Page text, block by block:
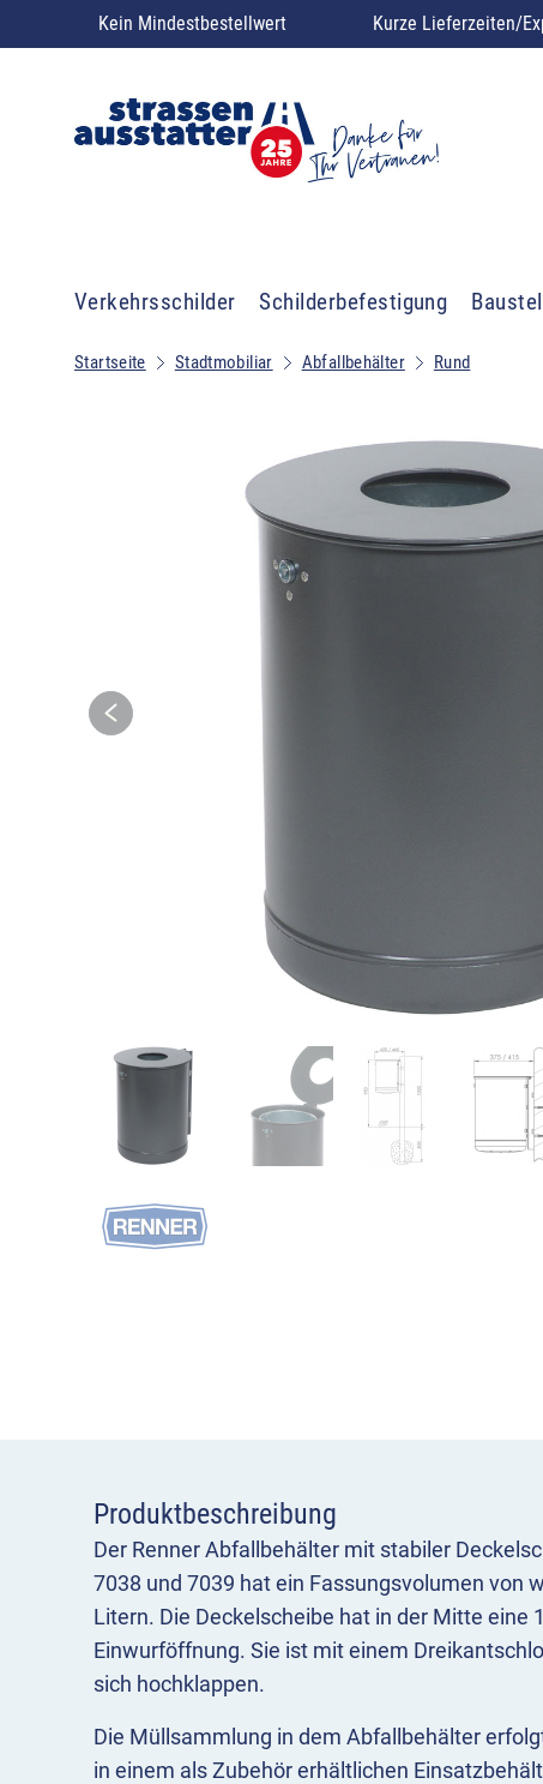
Kein Mindestbestellwert Kurze Lieferzeiten/
Verkehrsschilder Schilderbefestigung
Startseite Stadtmobiliar Abfallbehälter Rund
Produktbeschreibung
Der Renner Abfallbehälter mit stabiler
7038 und 7039 hat ein Fassungsvolumen von
Litern. Die Deckelscheibe hat in der Mitte eine
Einwurföffnung. Sie ist mit einem
sich hochklappen.
Die Müllsammlung in dem Abfallbehälter
in einem als Zubehör erhältlichen